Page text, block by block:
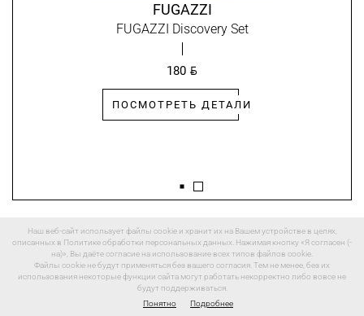
Наш веб-сайт использует файлы cookie и хранит их на Вашем устройстве в целях,
описанных в Политике обработки персональных данных. Нажимая кнопку «Я согласен (-
на)», Вы даёте согласие на использование всех типов файлов cookie.
Файлы cookie не будут применяться без вашего согласия. Тем не менее, без их
использования некоторые функции сайта могут работать некорректно либо вовсе не
будут поддерживаться.
Понятно
Подробнее
FUGAZZI
FUGAZZI Discovery Set
180 BYN
ПОСМОТРЕТЬ ДЕТАЛИ